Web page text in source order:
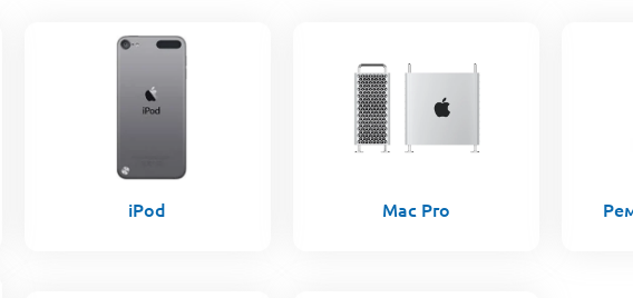
iPod Mac Pro